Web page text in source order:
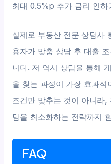
최대 0.5%p 추가 금리 인하
실제로 부동산 전문 상담사
용자가 맞춤 상담 후 대출
니다. 저 역시 상담을 통해
을 찾는 과정이 가장 효과적
조건만 맞추는 것이 아니라,
담을 최소화하는 전략까지
FAQ